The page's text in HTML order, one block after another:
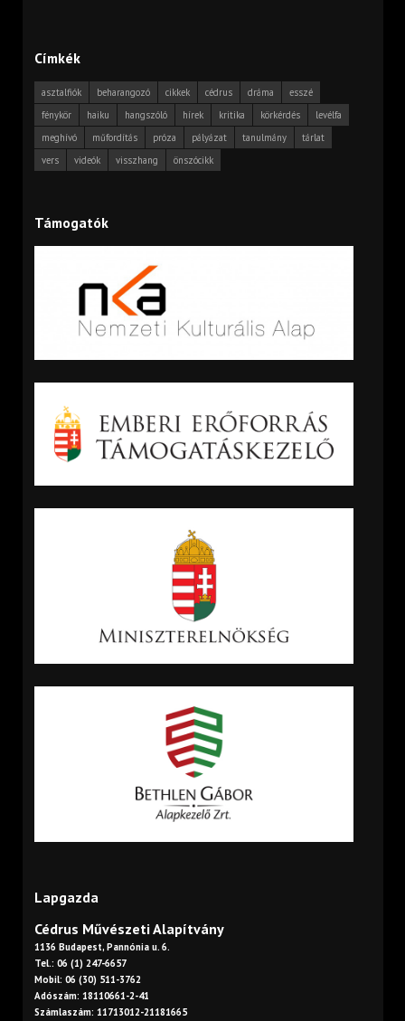
Címkék
asztalfiók beharangozó cikkek cédrus dráma
esszé
fénykör
haiku hangszóló hírek kritika körkérdés
levélfa
meghívó
műfordítás próza pályázat tanulmány
tárlat
vers
videók visszhang önszócikk
Támogatók
Lapgazda
Cédrus Művészeti Alapítvány
1136 Budapest, Pannónia u. 6.
Tel.: 06 (1) 247-6657
Mobil: 06 (30) 511-3762
Adószám: 18110661-2-41
Számlaszám: 11713012-21181665